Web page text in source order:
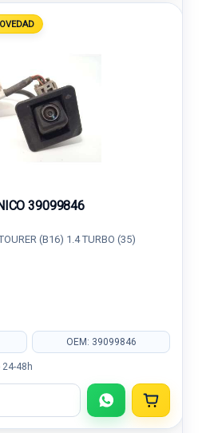
39099846
(B16) 1.4 TURBO (35)
OEM: 39099846
24-48h